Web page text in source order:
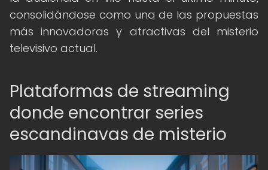
consolidándose como una de las propuestas
más innovadoras y atractivas del misterio
televisivo actual.
Plataformas de streaming
donde encontrar series
escandinavas de misterio